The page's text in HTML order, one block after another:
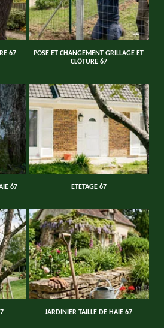
67
POSE ET CHANGEMENT GRILLAGE ET
CLÔTURE 67
67 ETETAGE 67
JARDINIER TAILLE DE HAIE 67